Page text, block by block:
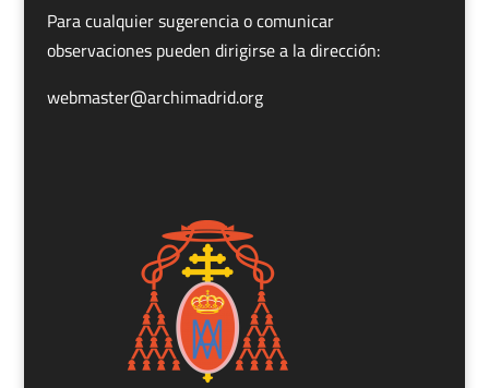
Para cualquier sugerencia o comunicar
observaciones pueden dirigirse a la dirección:
webmaster@archimadrid.org